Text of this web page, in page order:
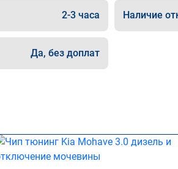
2-3 часа Наличие
Да, без доплат